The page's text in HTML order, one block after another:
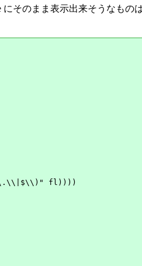
にそのまま表示出来そうなも
fl))))